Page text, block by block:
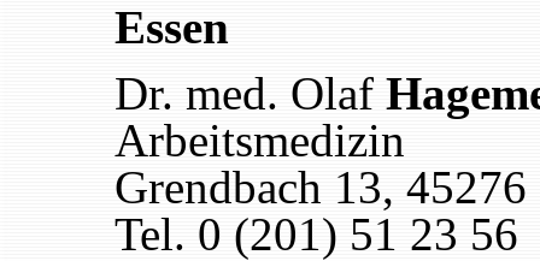
Essen
Dr. med. Olaf
Arbeitsmedizin
Grendbach 13, 45276
Tel. 0 (201) 51 23 56